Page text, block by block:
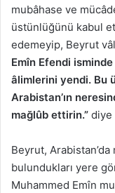
mubâhase ve
üstünlüğünü kabul
edemeyip, Beyrut
Emîn Efendi
âlimlerini yendi. Bu
Arabistan’ın
mağlûb ettirin.” diye
Beyrut,
bulundukları yere
Muhammed Emîn